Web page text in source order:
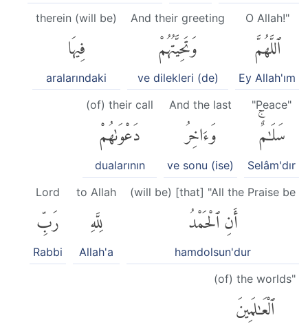
O Allah!"
ٱللَّهُمَّ
Ey Allah'ım
And their greeting
وَتَحِيَّتُهُمْ
ve dilekleri (de)
therein (will be)
فِيهَا
aralarındaki
"Peace"
سَلَٰمٌۚ
Selâm'dır
And the last
وَءَاخِرُ
ve sonu (ise)
(of) their call
دَعْوَىٰهُمْ
dualarının
(will be) [that] "All the Praise be
أَنِ ٱلْحَمْدُ
hamdolsun'dur
to Allah
لِلَّهِ
Allah'a
Lord
رَبِّ
Rabbi
(of) the worlds"
ٱلْعَٰلَمِينَ